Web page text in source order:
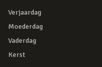
Verjaardag
Moederdag
Vaderdag
Kerst